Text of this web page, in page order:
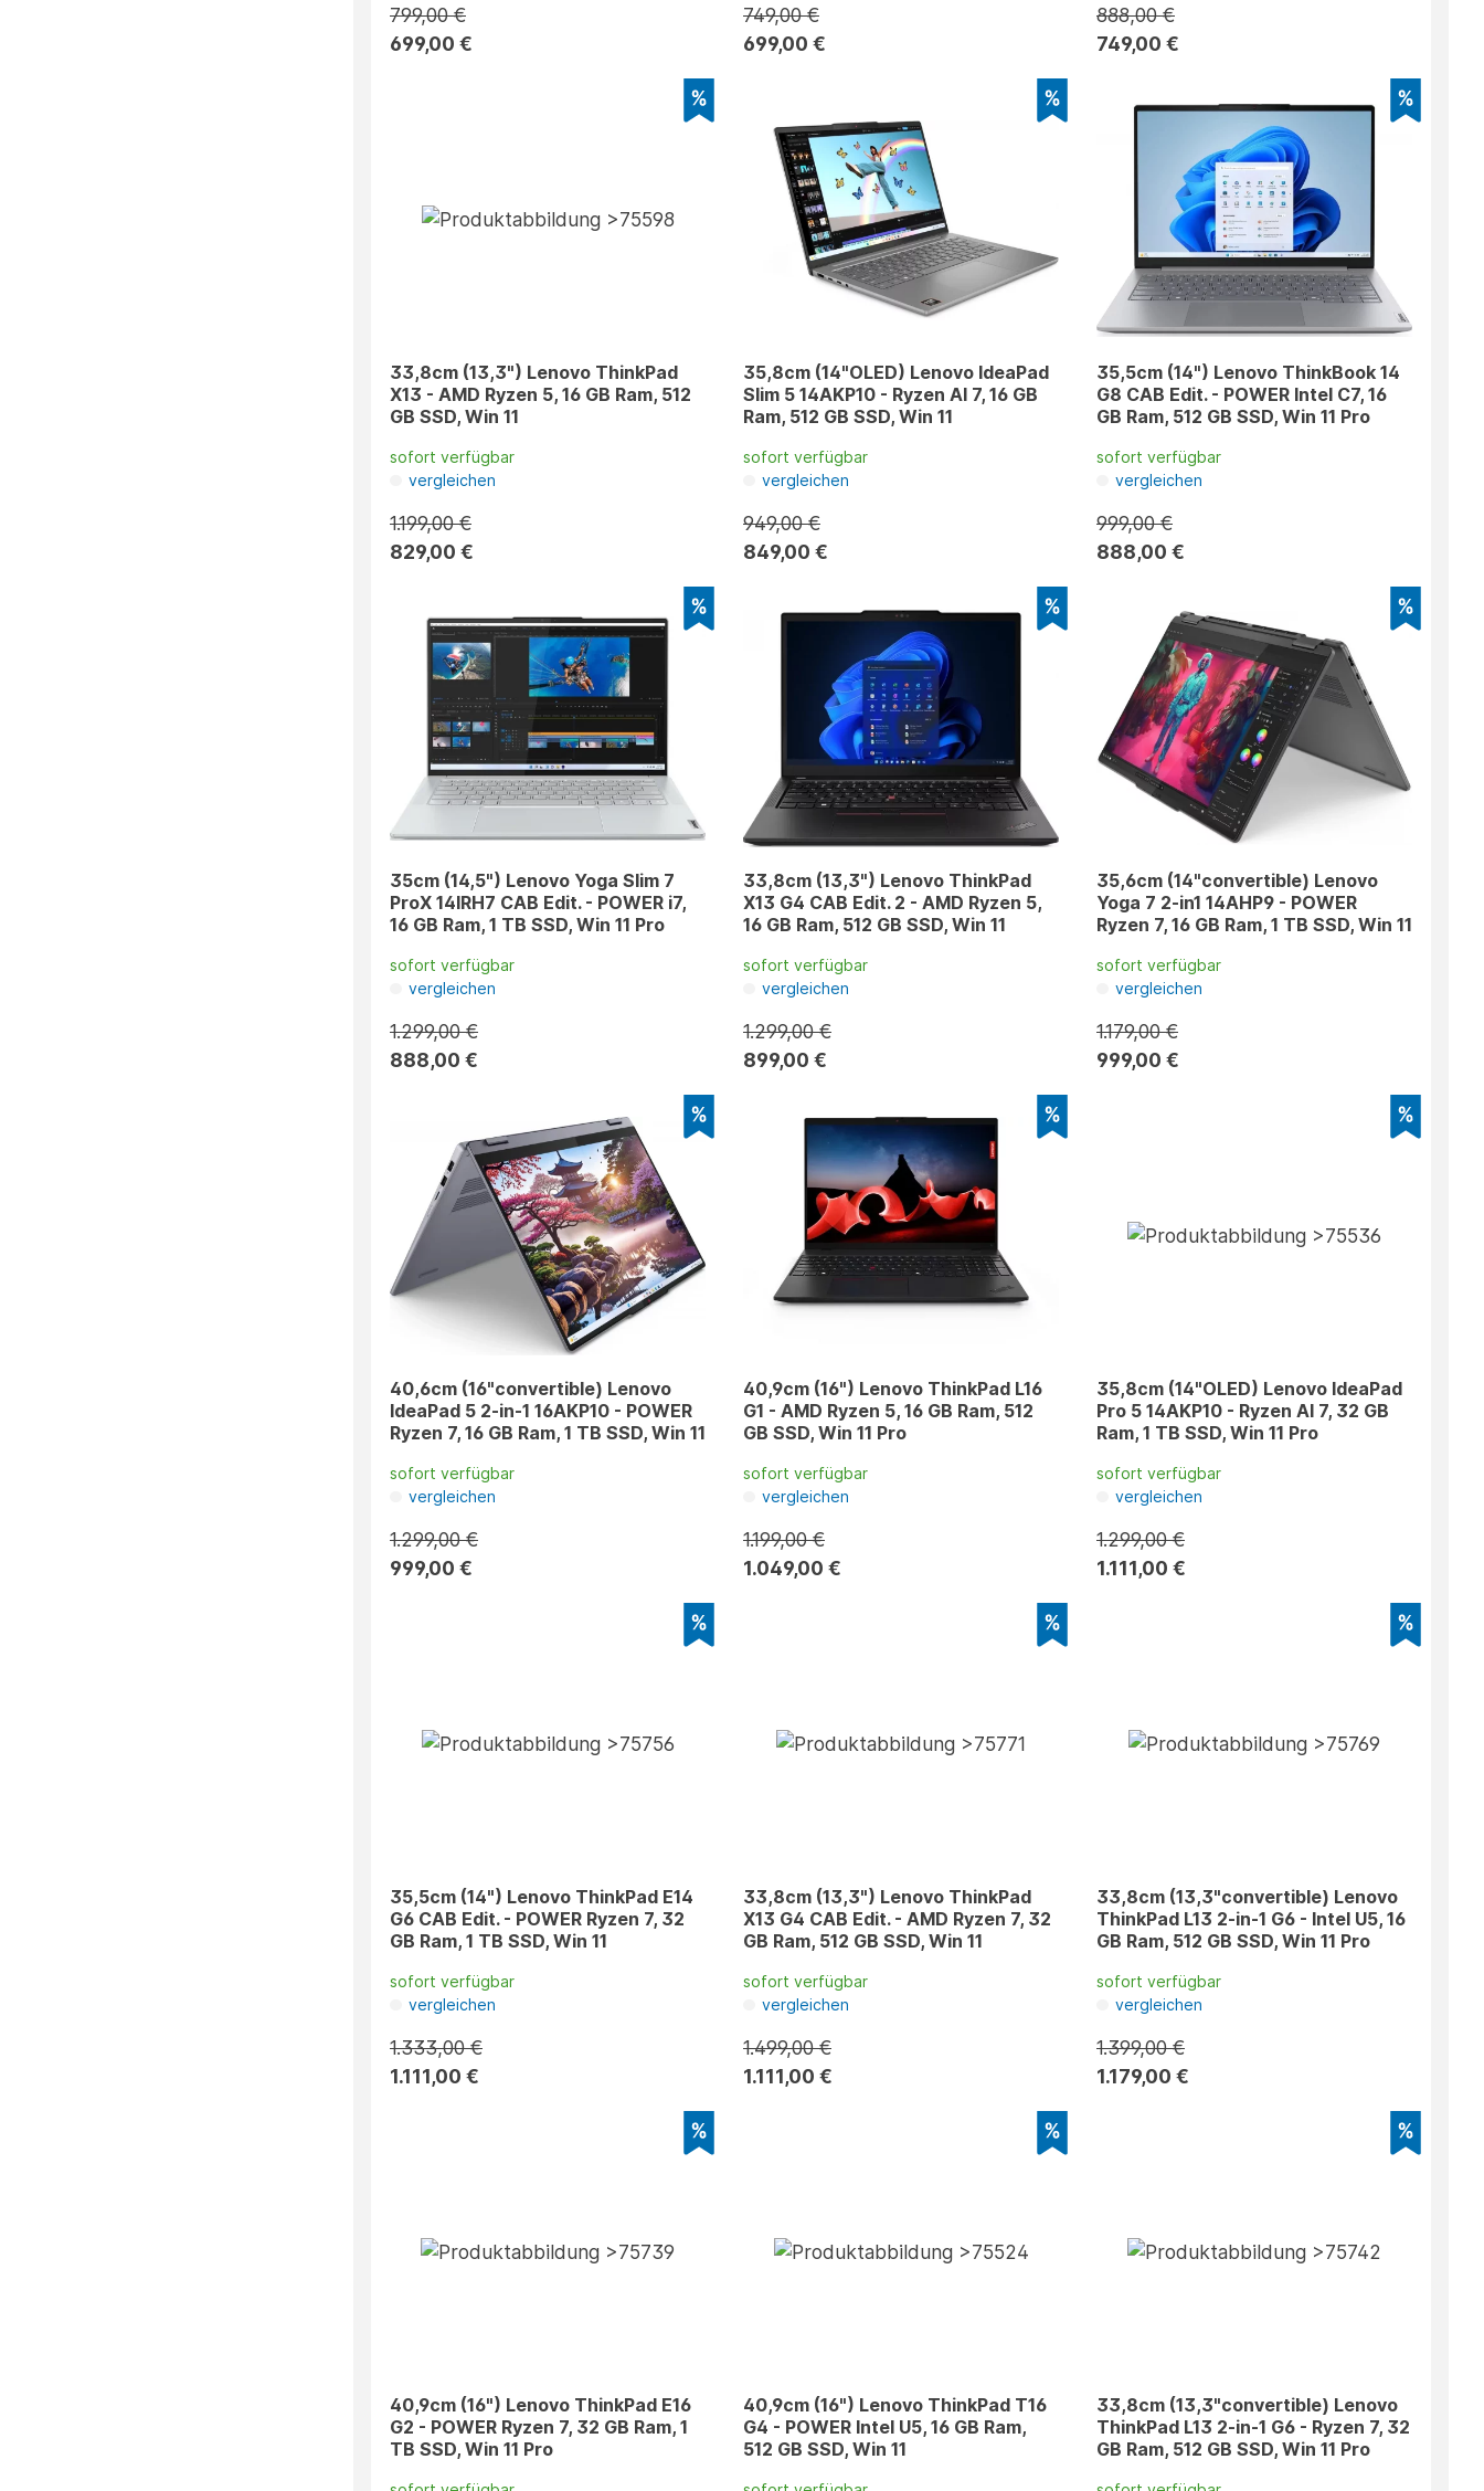
799,00 €
699,00 €
749,00 €
699,00 €
888,00 €
749,00 €
33,8cm (13,3") Lenovo ThinkPad
X13 - AMD Ryzen 5, 16 GB Ram, 512
GB SSD, Win 11
sofort verfügbar
vergleichen
1.199,00 €
829,00 €
35,8cm (14"OLED) Lenovo IdeaPad
Slim 5 14AKP10 - Ryzen AI 7, 16 GB
Ram, 512 GB SSD, Win 11
sofort verfügbar
vergleichen
949,00 €
849,00 €
35,5cm (14") Lenovo ThinkBook 14
G8 CAB Edit. - POWER Intel C7, 16
GB Ram, 512 GB SSD, Win 11 Pro
sofort verfügbar
vergleichen
999,00 €
888,00 €
35cm (14,5") Lenovo Yoga Slim 7
ProX 14IRH7 CAB Edit. - POWER i7,
16 GB Ram, 1 TB SSD, Win 11 Pro
sofort verfügbar
vergleichen
1.299,00 €
888,00 €
33,8cm (13,3") Lenovo ThinkPad
X13 G4 CAB Edit. 2 - AMD Ryzen 5,
16 GB Ram, 512 GB SSD, Win 11
sofort verfügbar
vergleichen
1.299,00 €
899,00 €
35,6cm (14"convertible) Lenovo
Yoga 7 2-in1 14AHP9 - POWER
Ryzen 7, 16 GB Ram, 1 TB SSD, Win 11
sofort verfügbar
vergleichen
1.179,00 €
999,00 €
40,6cm (16"convertible) Lenovo
IdeaPad 5 2-in-1 16AKP10 - POWER
Ryzen 7, 16 GB Ram, 1 TB SSD, Win 11
sofort verfügbar
vergleichen
1.299,00 €
999,00 €
40,9cm (16") Lenovo ThinkPad L16
G1 - AMD Ryzen 5, 16 GB Ram, 512
GB SSD, Win 11 Pro
sofort verfügbar
vergleichen
1.199,00 €
1.049,00 €
35,8cm (14"OLED) Lenovo IdeaPad
Pro 5 14AKP10 - Ryzen AI 7, 32 GB
Ram, 1 TB SSD, Win 11 Pro
sofort verfügbar
vergleichen
1.299,00 €
1.111,00 €
35,5cm (14") Lenovo ThinkPad E14
G6 CAB Edit. - POWER Ryzen 7, 32
GB Ram, 1 TB SSD, Win 11
sofort verfügbar
vergleichen
1.333,00 €
1.111,00 €
33,8cm (13,3") Lenovo ThinkPad
X13 G4 CAB Edit. - AMD Ryzen 7, 32
GB Ram, 512 GB SSD, Win 11
sofort verfügbar
vergleichen
1.499,00 €
1.111,00 €
33,8cm (13,3"convertible) Lenovo
ThinkPad L13 2-in-1 G6 - Intel U5, 16
GB Ram, 512 GB SSD, Win 11 Pro
sofort verfügbar
vergleichen
1.399,00 €
1.179,00 €
40,9cm (16") Lenovo ThinkPad E16
G2 - POWER Ryzen 7, 32 GB Ram, 1
TB SSD, Win 11 Pro
40,9cm (16") Lenovo ThinkPad T16
G4 - POWER Intel U5, 16 GB Ram,
512 GB SSD, Win 11
33,8cm (13,3"convertible) Lenovo
ThinkPad L13 2-in-1 G6 - Ryzen 7, 32
GB Ram, 512 GB SSD, Win 11 Pro